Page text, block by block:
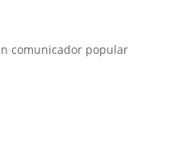
comunicador popular